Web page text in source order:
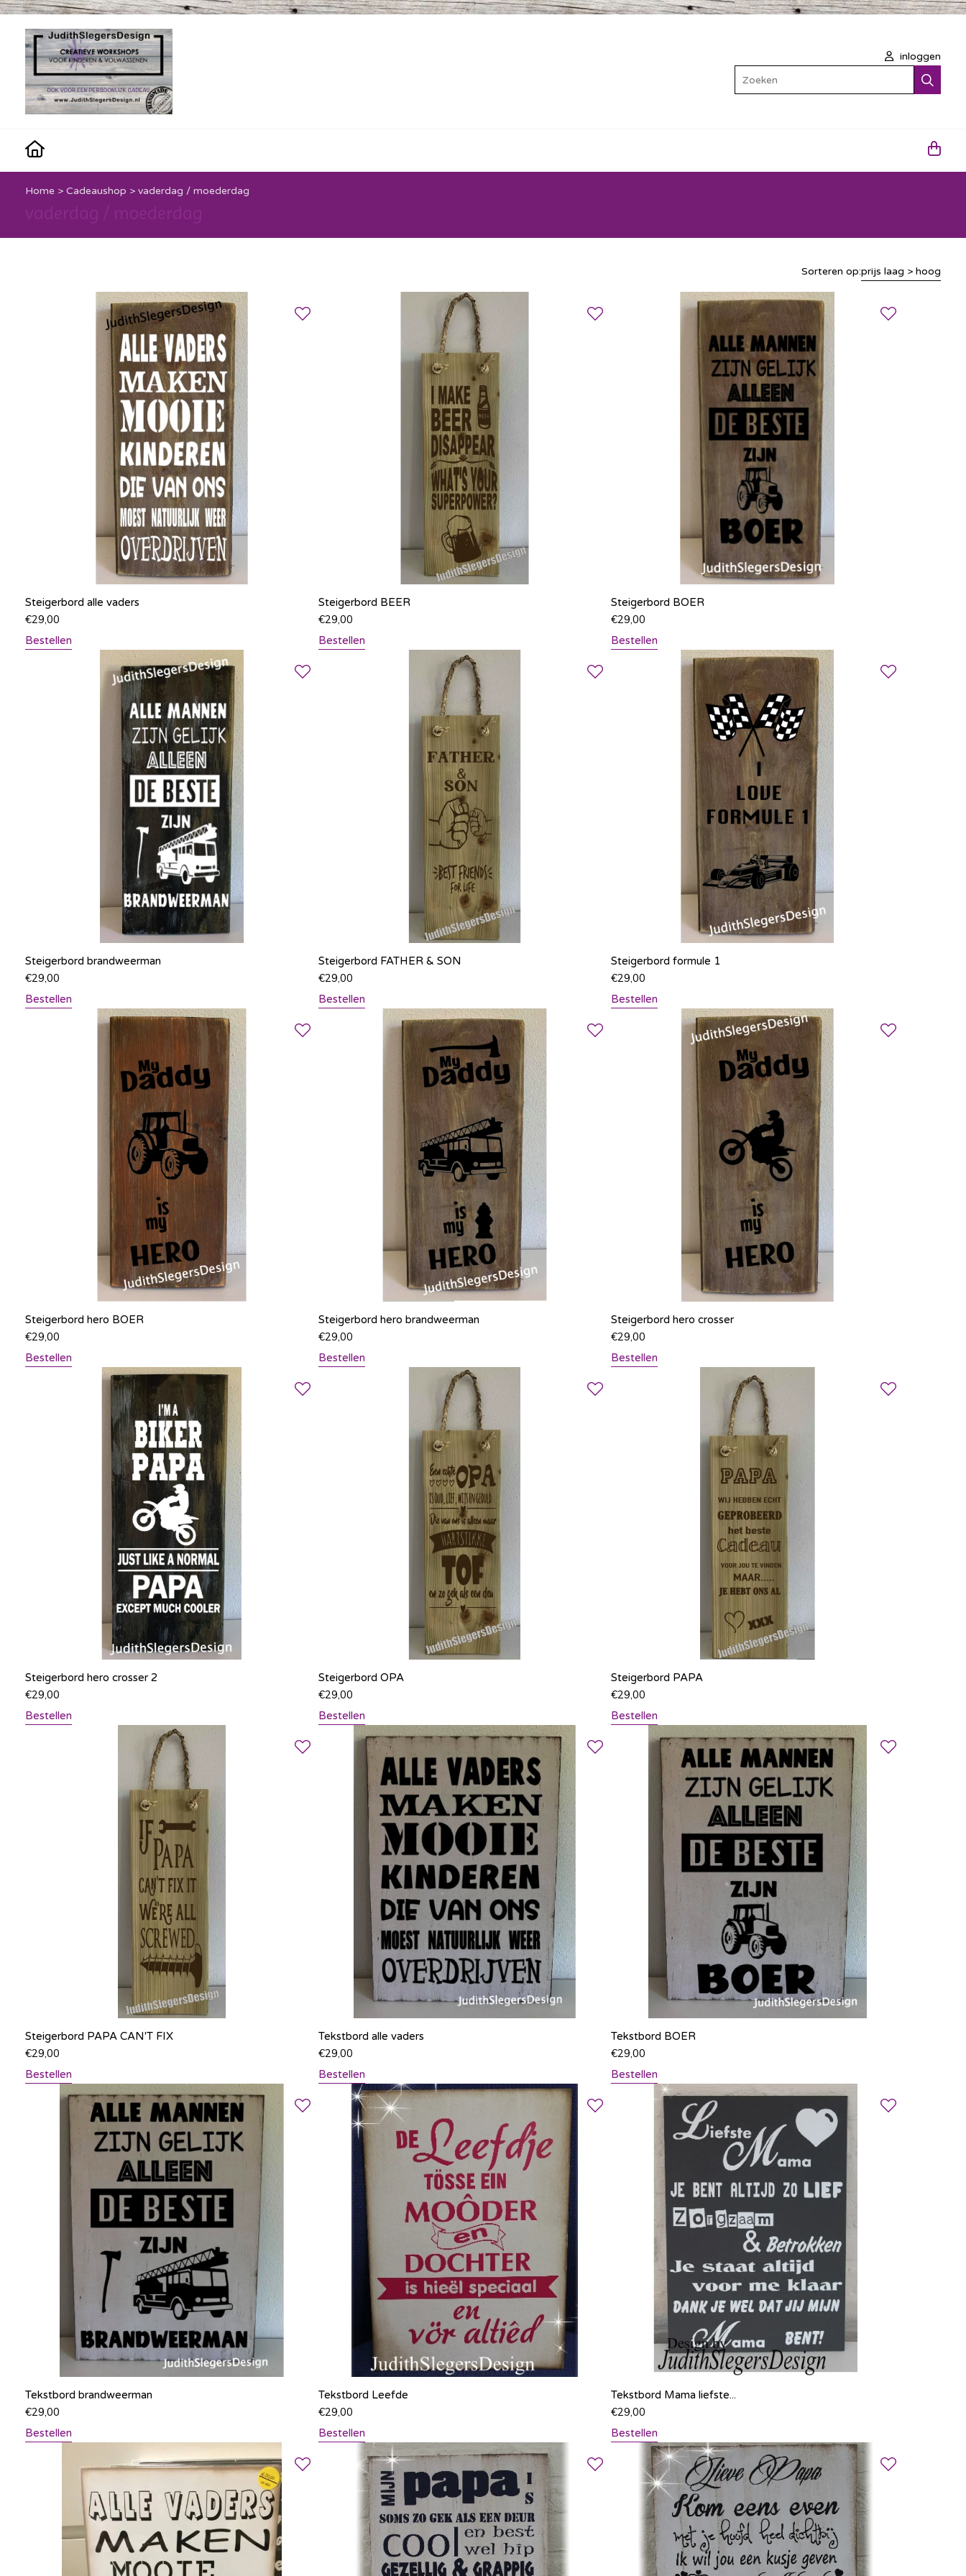
inloggen
Home > Cadeaushop > vaderdag / moederdag
Sorteren op:prijs laag > hoog
Steigerbord alle vaders
€29,00
Bestellen
Steigerbord BEER
€29,00
Bestellen
Steigerbord BOER
€29,00
Bestellen
Steigerbord brandweerman
€29,00
Bestellen
Steigerbord FATHER & SON
€29,00
Bestellen
Steigerbord formule 1
€29,00
Bestellen
Steigerbord hero BOER
€29,00
Bestellen
Steigerbord hero brandweerman
€29,00
Bestellen
Steigerbord hero crosser
€29,00
Bestellen
Steigerbord hero crosser 2
€29,00
Bestellen
Steigerbord OPA
€29,00
Bestellen
Steigerbord PAPA
€29,00
Bestellen
Steigerbord PAPA CAN'T FIX
€29,00
Bestellen
Tekstbord alle vaders
€29,00
Bestellen
Tekstbord BOER
€29,00
Bestellen
Tekstbord brandweerman
€29,00
Bestellen
Tekstbord Leefde
€29,00
Bestellen
Tekstbord Mama liefste...
€29,00
Bestellen